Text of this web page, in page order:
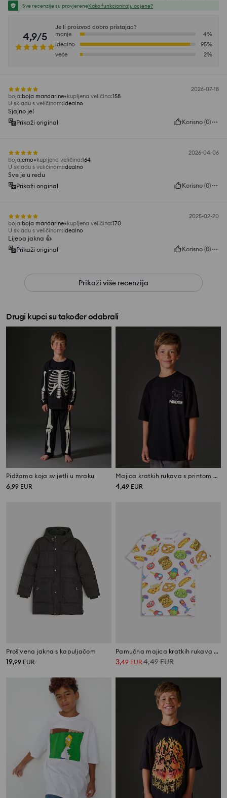
Sve recenzije su provjereneKako funkcioniraju ocjene?
4,9/5
Je li proizvod dobro pristajao?
manje
4%
idealno
95%
veće
2%
2026-07-18
boja:boja mandarine kupljena veličina:158
U skladu s veličinom:idealno
Sjajno je!
Prikaži original
Korisno (0)
2026-04-06
boja:crno kupljena veličina:164
U skladu s veličinom:idealno
Sve je u redu
Prikaži original
Korisno (0)
2025-02-20
boja:boja mandarine kupljena veličina:170
U skladu s veličinom:idealno
Lijepa jakna 👍️
Prikaži original
Korisno (0)
Prikaži više recenzija
Drugi kupci su također odabrali
Pidžama koja svijetli u mraku
6,99 EUR
Majica kratkih rukava s printom na leđima Pokémon
4,49 EUR
Prošivena jakna s kapuljačom
19,99 EUR
Pamučna majica kratkih rukava Marvel Comics
3,49 EUR 4,49EUR